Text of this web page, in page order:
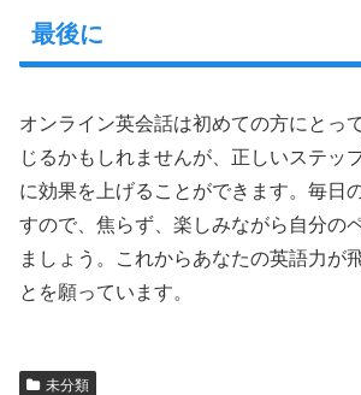
最後に
オンライン英会話は初めての方にとっ
じるかもしれませんが、正しいステッ
に効果を上げることができます。毎日
すので、焦らず、楽しみながら自分の
ましょう。これからあなたの英語力が
とを願っています。
未分類